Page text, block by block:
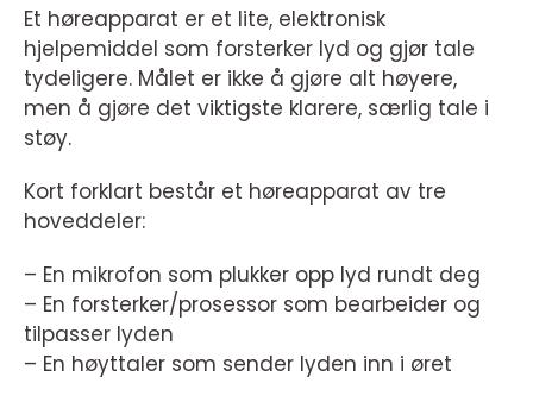
Et høreapparat er et lite, elektronisk
hjelpemiddel som forsterker lyd og gjør tale
tydeligere. Målet er ikke å gjøre alt høyere,
men å gjøre det viktigste klarere, særlig tale i
støy.
Kort forklart består et høreapparat av tre
hoveddeler:
– En mikrofon som plukker opp lyd rundt deg
– En forsterker/prosessor som bearbeider og
tilpasser lyden
– En høyttaler som sender lyden inn i øret